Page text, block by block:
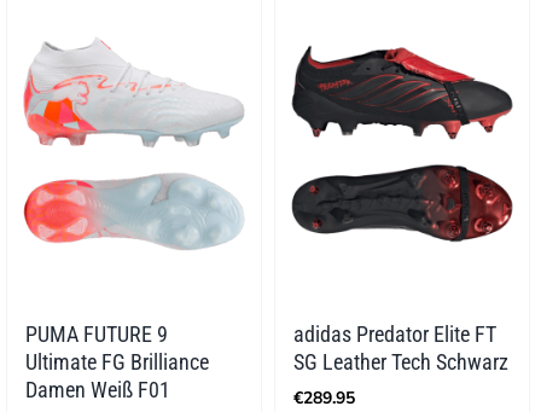
PUMA FUTURE 9
Ultimate FG Brilliance
Damen Weiß F01
adidas Predator Elite FT
SG Leather Tech Schwarz
€289.95